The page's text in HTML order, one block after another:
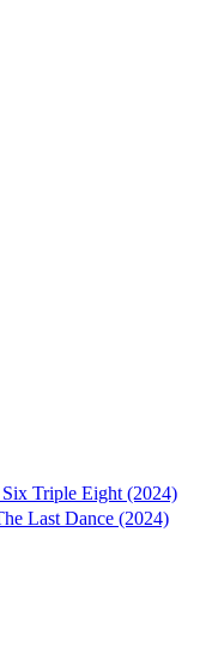
Triple Eight (2024)
Last Dance (2024)